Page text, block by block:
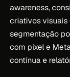
awareness,
criativos visuais
segmentação
com pixel e
contínua e